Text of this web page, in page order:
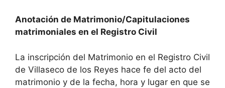
Anotación de Matrimonio/Capitulaciones
matrimoniales en el Registro Civil
La inscripción del Matrimonio en el Registro Civil
de Villaseco de los Reyes hace fe del acto del
matrimonio y de la fecha, hora y lugar en que se